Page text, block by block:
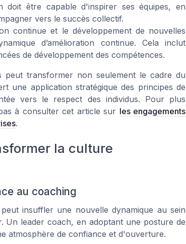
doit être capable d'inspirer ses équipes, en
vers le succès collectif.
continue et le développement de nouvelles
d’amélioration continue. Cela inclut
de développement des compétences.
peut transformer non seulement le cadre du
une application stratégique des principes de
vers le respect des individus. Pour plus
à consulter cet article sur les engagements
.
la culture
au coaching
insuffler une nouvelle dynamique au sein
leader coach, en adoptant une posture de
atmosphère de confiance et d'ouverture.